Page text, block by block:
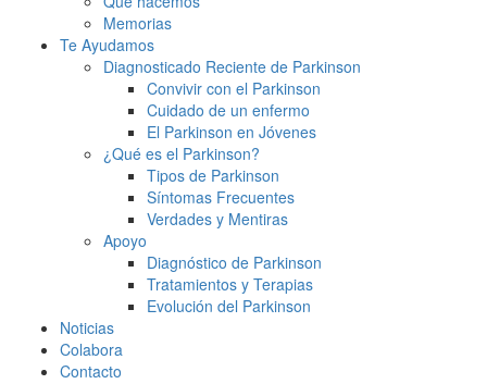
Memorias
Te Ayudamos
Diagnosticado Reciente de Parkinson
Convivir con el Parkinson
Cuidado de un enfermo
El Parkinson en Jóvenes
¿Qué es el Parkinson?
Tipos de Parkinson
Síntomas Frecuentes
Verdades y Mentiras
Apoyo
Diagnóstico de Parkinson
Tratamientos y Terapias
Evolución del Parkinson
Noticias
Colabora
Contacto